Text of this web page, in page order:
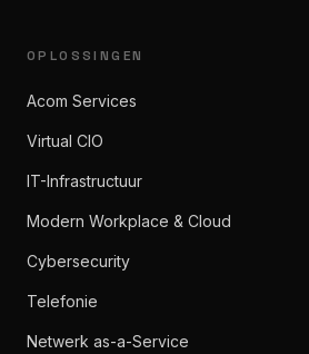
OPLOSSINGEN
Acom Services
Virtual CIO
IT-Infrastructuur
Modern Workplace & Cloud
Cybersecurity
Telefonie
Netwerk as-a-Service